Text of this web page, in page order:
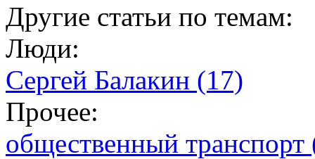
Другие статьи по темам:
Люди:
Сергей Балакин (17)
Прочее:
общественный транспорт